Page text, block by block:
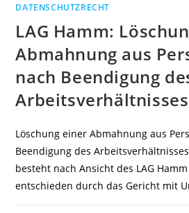
BIS
ZUR
DES
NACH
ART.
17
ABS.
DSGVO
KEIN
DATENSCHUTZRECHT
LAG Hamm:
Abmahnung aus
nach Beendigung
Arbeitsverhältnisses
Löschung einer Abmahnung aus
Beendigung des
besteht nach Ansicht des LAG Hamm
entschieden durch das Gericht mit